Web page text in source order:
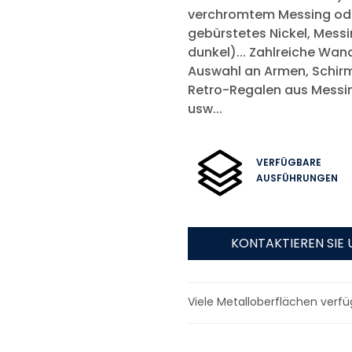
verchromtem Messing
gebürstetes Nickel,
dunkel)... Zahlreiche
Auswahl an Armen,
Retro-Regalen aus
usw...
VERFÜGBARE
AUSFÜHRUNGEN
KONTAKTIEREN SIE
Viele Metalloberflächen